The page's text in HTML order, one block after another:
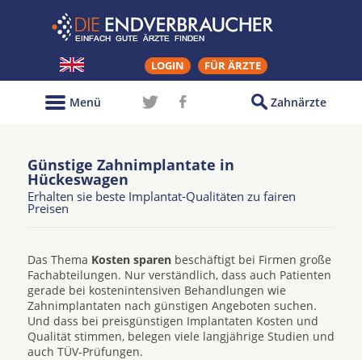
LOGIN FÜR ÄRZTE
Zahnärzte
Menü
Günstige Zahnimplantate in
Hückeswagen
Erhalten sie beste Implantat-Qualitäten zu fairen
Preisen
Das Thema Kosten sparen beschäftigt bei Firmen große
Fachabteilungen. Nur verständlich, dass auch Patienten
gerade bei kostenintensiven Behandlungen wie
Zahnimplantaten nach günstigen Angeboten suchen.
Und dass bei preisgünstigen Implantaten Kosten und
Qualität stimmen, belegen viele langjährige Studien und
auch TÜV-Prüfungen.